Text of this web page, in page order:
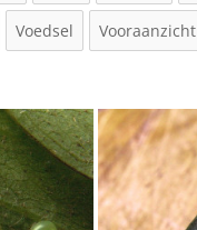
Voedsel Vooraanzicht